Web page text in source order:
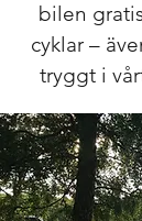
bilen
cyklar –
tryggt i